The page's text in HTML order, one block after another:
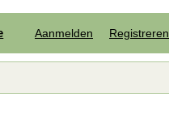
Aanmelden Registreren